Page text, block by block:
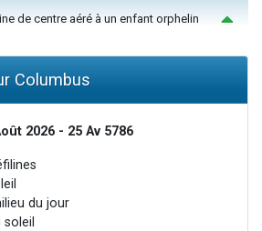
de centre aéré à un enfant orphelin
Columbus
2026 - 25 Av 5786
du jour